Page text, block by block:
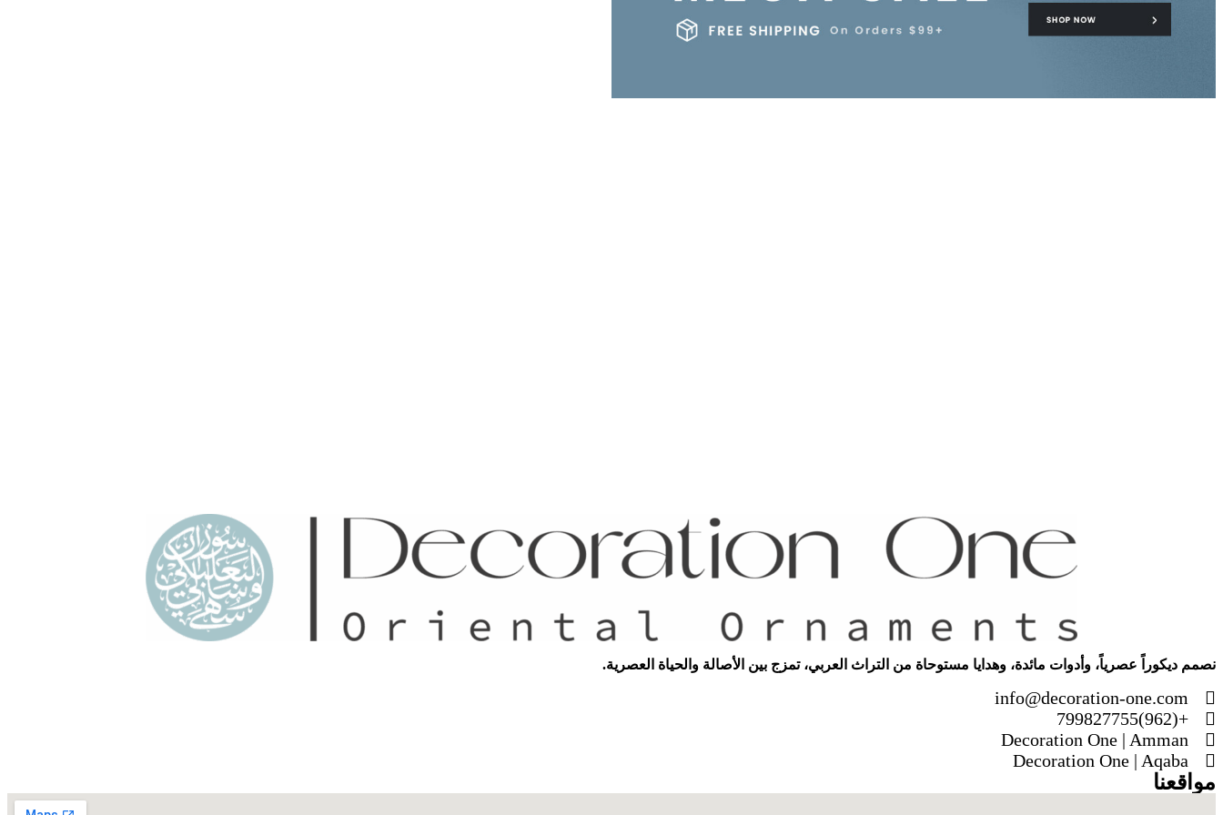
نصمم ديكوراً عصرياً، وأدوات مائدة، وهدايا مستوحاة من التراث العربي، تمزج بين الأصالة والحياة العصرية.
info@decoration-one.com
+(962)799827755
Decoration One | Amman
Decoration One | Aqaba
مواقعنا